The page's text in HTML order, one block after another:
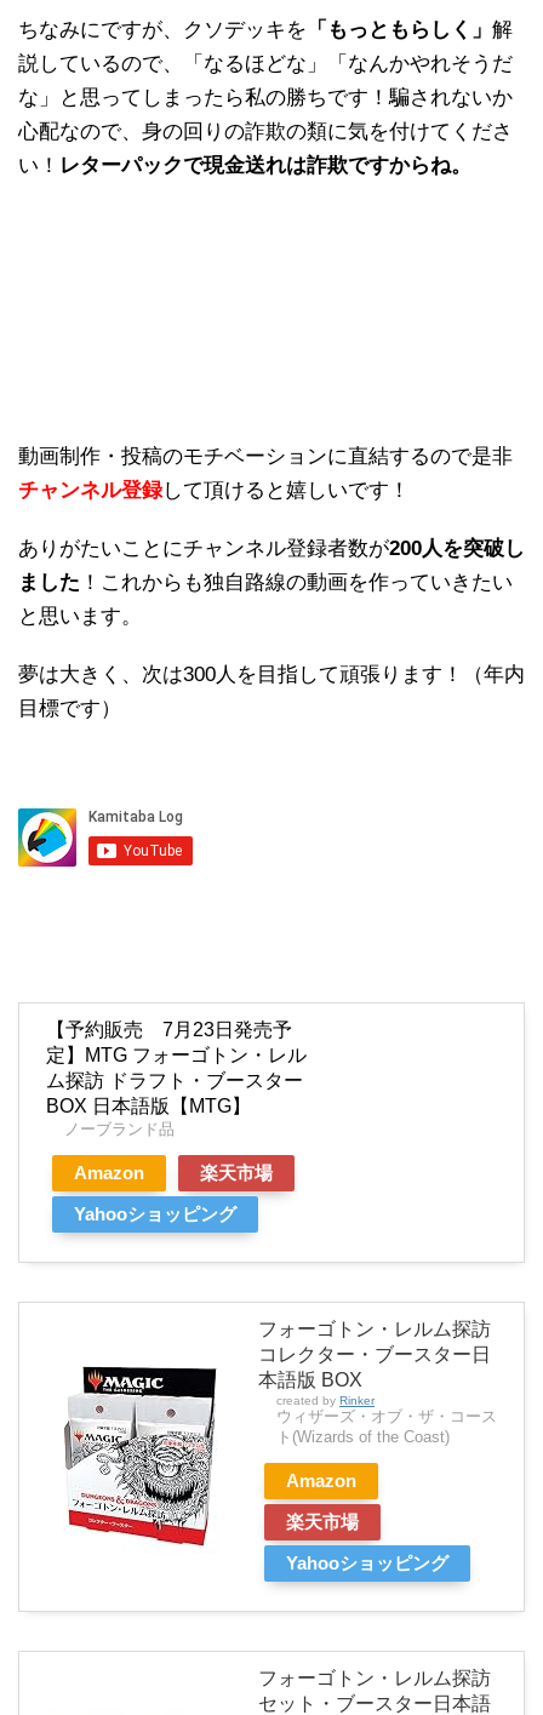
ちなみにですが、クソデッキを 「もっともらしく」 解
説しているので、「なるほどな」「なんかやれそうだ
な」と思ってしまったら私の勝ちです！騙されないか
心配なので、身の回りの詐欺の類に気を付けてくださ
い！ レターパックで現金送れは詐欺ですからね。
動画制作・投稿のモチベーションに直結するので是非
チャンネル登録して頂けると嬉しいです！
ありがたいことにチャンネル登録者数が200人を突破し
ました ！これからも独自路線の動画を作っていきたい
と思います。
夢は大きく、次は300人を目指して頑張ります！（年内
目標です）
【予約販売 7月23日発売予
定】MTG フォーゴトン・レル
ム探訪 ドラフト・ブースター
BOX 日本語版【MTG】
ノーブランド品
Amazon
楽天市場
Yahooショッピング
フォーゴトン・レルム探訪
コレクター・ブースター日
本語版 BOX
created by Rinker
ウィザーズ・オブ・ザ・コース
ト(Wizards of the Coast)
Amazon
楽天市場
Yahooショッピング
フォーゴトン・レルム探訪
セット・ブースター日本語